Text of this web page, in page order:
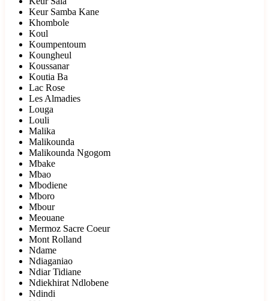
Keur Samba Kane
Khombole
Koul
Koumpentoum
Koungheul
Koussanar
Koutia Ba
Lac Rose
Les Almadies
Louga
Louli
Malika
Malikounda
Malikounda Ngogom
Mbake
Mbao
Mbodiene
Mboro
Mbour
Meouane
Mermoz Sacre Coeur
Mont Rolland
Ndame
Ndiaganiao
Ndiar Tidiane
Ndiekhirat Ndlobene
Ndindi